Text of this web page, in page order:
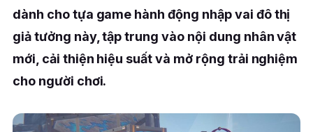
dành cho tựa game hành động nhập vai đô thị
giả tưởng này, tập trung vào nội dung nhân vật
mới, cải thiện hiệu suất và mở rộng trải nghiệm
cho người chơi.